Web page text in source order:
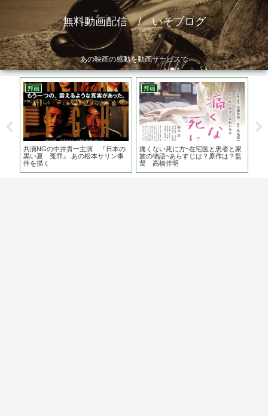
無料動画配信 / いそブログ
あの映画の感動を動画サービスで
邦画
共演NGの中井貴一主演 『日本の
黒い夏 冤罪』 あの松本サリン事
件を描く
邦画
痛くない死に方~在宅医と患者と家
族の物語~あらすじは？原作は？監
督 高橋伴明